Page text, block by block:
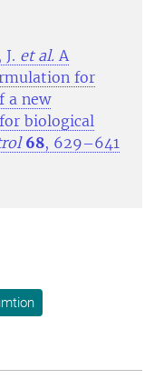
et al. A
for
a new
biological
68, 629–641